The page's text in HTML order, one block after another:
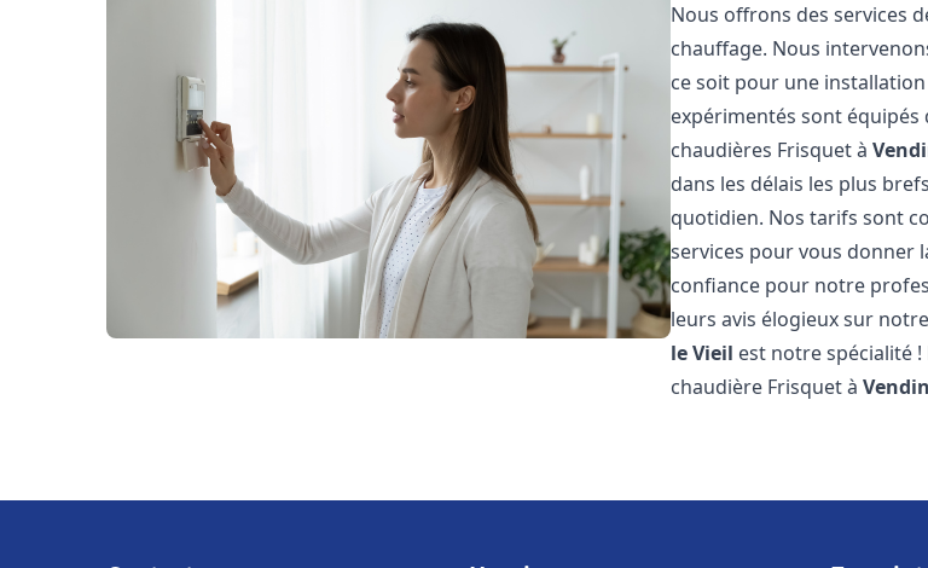
Nous offrons des services
chauffage. Nous
ce soit pour une
expérimentés sont
chaudières Frisquet à
dans les délais les plus
quotidien. Nos tarifs sont
services pour vous donner
confiance pour notre
leurs avis élogieux sur
le Vieil est notre spécialité
chaudière Frisquet à